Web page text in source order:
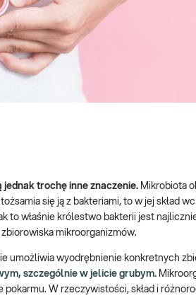
trochę inne znaczenie. Mikrobiota
się ją z bakteriami, to w jej skład
to właśnie królestwo bakterii jest
mikroorganizmów.
umożliwia wyodrębnienie konkretnych
szczególnie w jelicie grubym.
pokarmu. W rzeczywistości, skład i